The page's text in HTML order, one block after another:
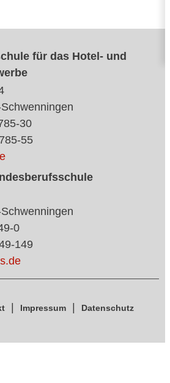
für das Hotel- und
30
55
0
149
Impressum Datenschutz